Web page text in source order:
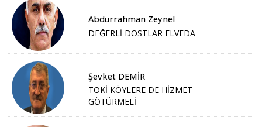
Abdurrahman Zeynel
DEĞERLİ DOSTLAR ELVEDA
Şevket DEMİR
TOKİ KÖYLERE DE HİZMET
GÖTÜRMELİ